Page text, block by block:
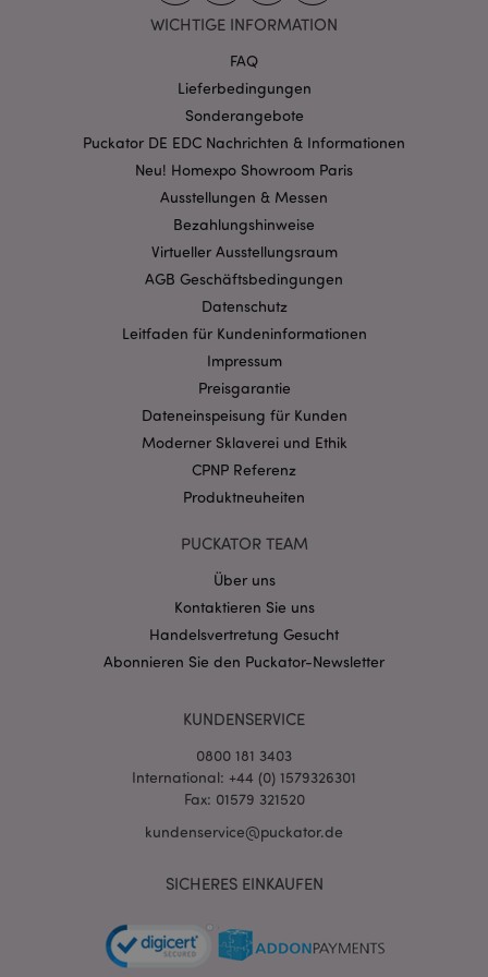
WICHTIGE INFORMATION
FAQ
Lieferbedingungen
Sonderangebote
Puckator DE EDC Nachrichten & Informationen
Neu! Homexpo Showroom Paris
Ausstellungen & Messen
Bezahlungshinweise
Virtueller Ausstellungsraum
AGB Geschäftsbedingungen
Datenschutz
Leitfaden für Kundeninformationen
Impressum
Preisgarantie
Dateneinspeisung für Kunden
Moderner Sklaverei und Ethik
CPNP Referenz
Produktneuheiten
PUCKATOR TEAM
Über uns
Kontaktieren Sie uns
Handelsvertretung Gesucht
Abonnieren Sie den Puckator-Newsletter
KUNDENSERVICE
0800 181 3403
International: +44 (0) 1579326301
Fax: 01579 321520
kundenservice@puckator.de
SICHERES EINKAUFEN
mage-cache-storage-section-
Adobe Inc.
.www.puckator.de
mage-cache-sessid
Adobe Inc.
www.puckator.de
X-Magento-Vary
www.puckator.de
Datenschutzbestimmungen von Google